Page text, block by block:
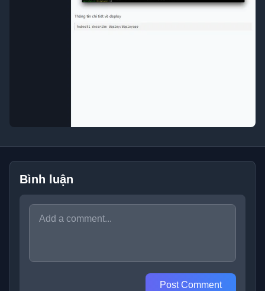
Bình luận
Post Comment